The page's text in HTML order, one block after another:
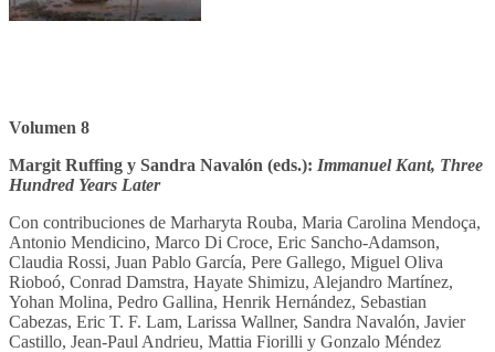
Volumen 8
Margit Ruffing y Sandra Navalón (eds.): Immanuel Kant, Three
Hundred Years Later
Con contribuciones de Marharyta Rouba, Maria Carolina Mendoça,
Antonio Mendicino, Marco Di Croce, Eric Sancho-Adamson,
Claudia Rossi, Juan Pablo García, Pere Gallego, Miguel Oliva
Rioboó, Conrad Damstra, Hayate Shimizu, Alejandro Martínez,
Yohan Molina, Pedro Gallina, Henrik Hernández, Sebastian
Cabezas, Eric T. F. Lam, Larissa Wallner, Sandra Navalón, Javier
Castillo, Jean-Paul Andrieu, Mattia Fiorilli y Gonzalo Méndez